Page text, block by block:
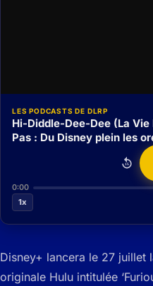
LES PODCASTS DE DLRP
Hi-Diddle-Dee-Dee (La
Pas : Du Disney plein les
15
0:00
1x
Disney+ lancera le 27 juillet
originale Hulu intitulée